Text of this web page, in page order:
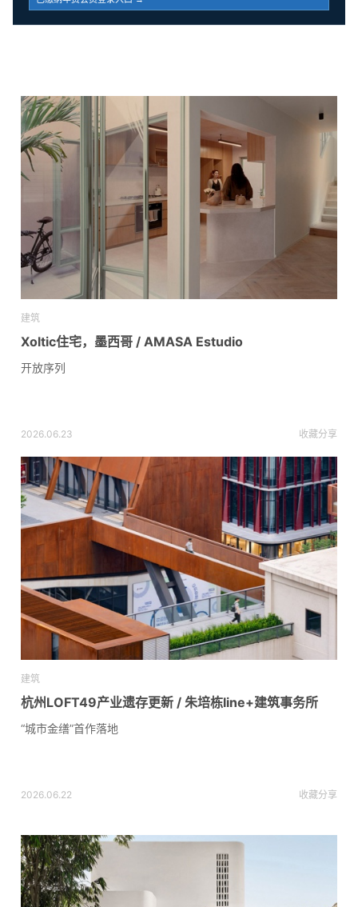
建筑
Xoltic住宅，墨西哥 / AMASA Estudio
开放序列
2026.06.23 收藏分享
建筑
杭州LOFT49产业遗存更新 / 朱培栋line+建筑事务所
“城市金缮”首作落地
2026.06.22 收藏分享